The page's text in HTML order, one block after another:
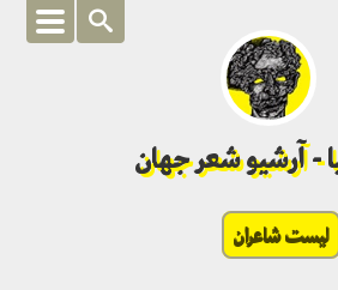
- آرشیو شعر جهان
لیست شاعران